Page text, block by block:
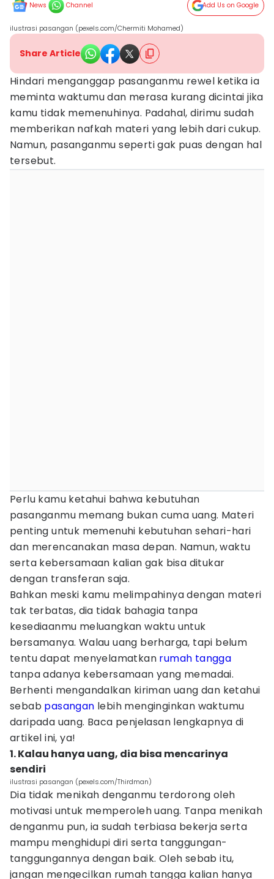
News Channel Add Us on Google
ilustrasi pasangan (pexels.com/Chermiti Mohamed)
Share Article
Hindari menganggap pasanganmu rewel ketika ia
meminta waktumu dan merasa kurang dicintai jika
kamu tidak memenuhinya. Padahal, dirimu sudah
memberikan nafkah materi yang lebih dari cukup.
Namun, pasanganmu seperti gak puas dengan hal
tersebut.
Perlu kamu ketahui bahwa kebutuhan
pasanganmu memang bukan cuma uang. Materi
penting untuk memenuhi kebutuhan sehari-hari
dan merencanakan masa depan. Namun, waktu
serta kebersamaan kalian gak bisa ditukar
dengan transferan saja.
Bahkan meski kamu melimpahinya dengan materi
tak terbatas, dia tidak bahagia tanpa
kesediaanmu meluangkan waktu untuk
bersamanya. Walau uang berharga, tapi belum
tentu dapat menyelamatkan rumah tangga
tanpa adanya kebersamaan yang memadai.
Berhenti mengandalkan kiriman uang dan ketahui
sebab pasangan lebih menginginkan waktumu
daripada uang. Baca penjelasan lengkapnya di
artikel ini, ya!
1. Kalau hanya uang, dia bisa mencarinya
sendiri
ilustrasi pasangan (pexels.com/Thirdman)
Dia tidak menikah denganmu terdorong oleh
motivasi untuk memperoleh uang. Tanpa menikah
denganmu pun, ia sudah terbiasa bekerja serta
mampu menghidupi diri serta tanggungan-
tanggungannya dengan baik. Oleh sebab itu,
jangan mengecilkan rumah tangga kalian hanya